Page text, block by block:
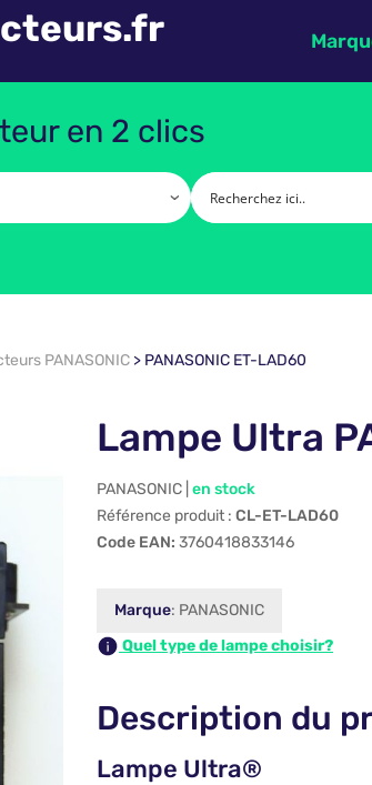
en 2 clics
PANASONIC > PANASONIC ET-LAD60
Lampe Ultra
PANASONIC | en stock
Référence produit : CL-ET-LAD60
Code EAN: 3760418833146
Marque: PANASONIC
Quel type de lampe choisir?
Description du
Lampe Ultra®